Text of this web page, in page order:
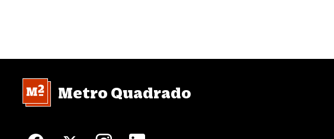
Metro Quadrado